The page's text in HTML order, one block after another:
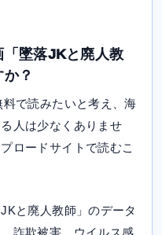
「墜落JKと廃人教
？
で読みたいと考え、海
人は少なくありませ
ロードサイトで読むこ
と廃人教師」のデータ
詐欺被害、ウイルス感